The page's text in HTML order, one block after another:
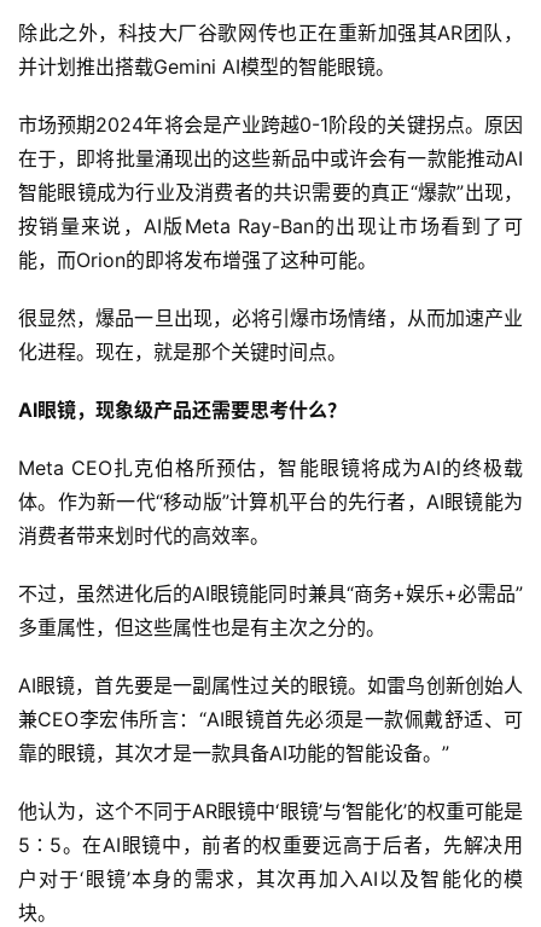
除此之外，科技大厂谷歌网传也正在重新加强其AR团队，
并计划推出搭载Gemini AI模型的智能眼镜。
市场预期2024年将会是产业跨越0-1阶段的关键拐点。原因
在于，即将批量涌现出的这些新品中或许会有一款能推动AI
智能眼镜成为行业及消费者的共识需要的真正“爆款”出现，
按销量来说，AI版Meta Ray-Ban的出现让市场看到了可
能，而Orion的即将发布增强了这种可能。
很显然，爆品一旦出现，必将引爆市场情绪，从而加速产业
化进程。现在，就是那个关键时间点。
AI眼镜，现象级产品还需要思考什么？
Meta CEO扎克伯格所预估，智能眼镜将成为AI的终极载
体。作为新一代“移动版”计算机平台的先行者，AI眼镜能为
消费者带来划时代的高效率。
不过，虽然进化后的AI眼镜能同时兼具“商务+娱乐+必需品”
多重属性，但这些属性也是有主次之分的。
AI眼镜，首先要是一副属性过关的眼镜。如雷鸟创新创始人
兼CEO李宏伟所言：“AI眼镜首先必须是一款佩戴舒适、可
靠的眼镜，其次才是一款具备AI功能的智能设备。”
他认为，这个不同于AR眼镜中‘眼镜’与‘智能化’的权重可能是
5∶5。在AI眼镜中，前者的权重要远高于后者，先解决用
户对于‘眼镜’本身的需求，其次再加入AI以及智能化的模
块。